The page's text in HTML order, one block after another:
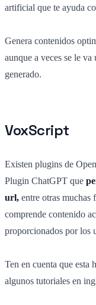
artificial que te ayuda
Genera contenidos
aunque a veces se le
generado.
VoxScript
Existen plugins de
Plugin ChatGPT que
url, entre otras muchas
comprende contenido
proporcionados por los
Ten en cuenta que esta
algunos tutoriales en